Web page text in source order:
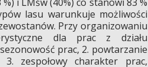
lasu warunkuje możliwości
Przy organizowaniu
dla prac z działu
prac, 2. powtarzanie
zespołowy charakter prac,